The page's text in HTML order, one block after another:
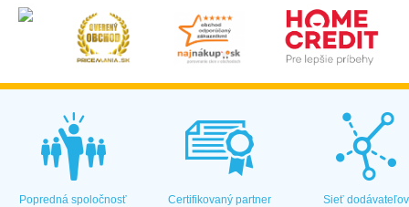
Popredná spoločnosť Certifikovaný partner Sieť dodávateľov